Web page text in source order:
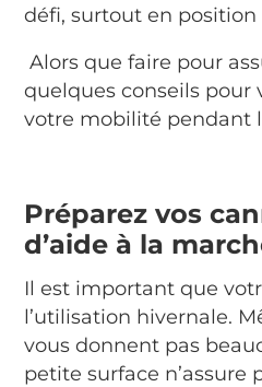
défi, surtout en position
Alors que faire pour
quelques conseils pour
votre mobilité pendant
Préparez vos
d’aide à la
Il est important que
l’utilisation hivernale.
vous donnent pas
petite surface